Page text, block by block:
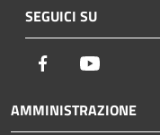
SEGUICI SU
Facebook
AMMINISTRAZIONE